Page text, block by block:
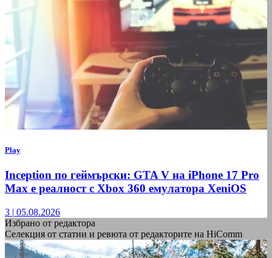
Play
Inception по геймърски: GTA V на iPhone 17 Pro
Max е реалност с Xbox 360 емулатора XeniOS
3 | 05.08.2026
Избрано от редактора
Селекция от статии и ревюта от редакторите на HiComm